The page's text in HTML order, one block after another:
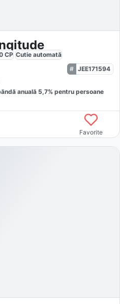
CP Cutie automată
JEE171594
anuală 5,7% pentru persoane
Favorite